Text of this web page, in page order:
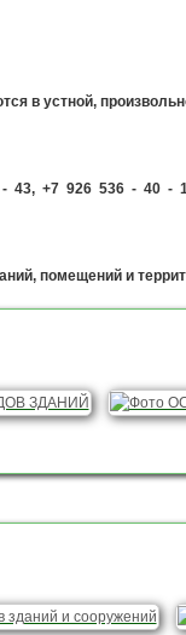
в устной,
- 43, +7 926 536 - 40 -
помещений и